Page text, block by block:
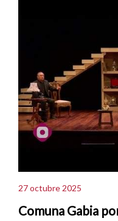
27 octubre 2025
Comuna Gabia